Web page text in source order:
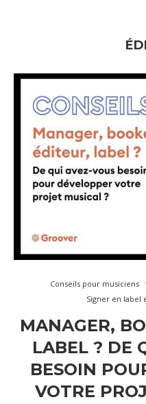
Conseils pour musiciens
Signer en label
MANAGER,
LABEL ? DE
BESOIN
VOTRE